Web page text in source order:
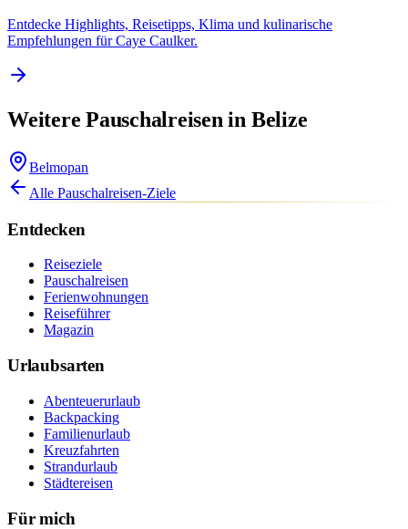
Entdecke Highlights, Reisetipps, Klima und kulinarische
Empfehlungen für Caye Caulker.
Weitere Pauschalreisen in Belize
Belmopan
Alle Pauschalreisen-Ziele
Entdecken
Reiseziele
Pauschalreisen
Ferienwohnungen
Reiseführer
Magazin
Urlaubsarten
Abenteuerurlaub
Backpacking
Familienurlaub
Kreuzfahrten
Strandurlaub
Städtereisen
Für mich